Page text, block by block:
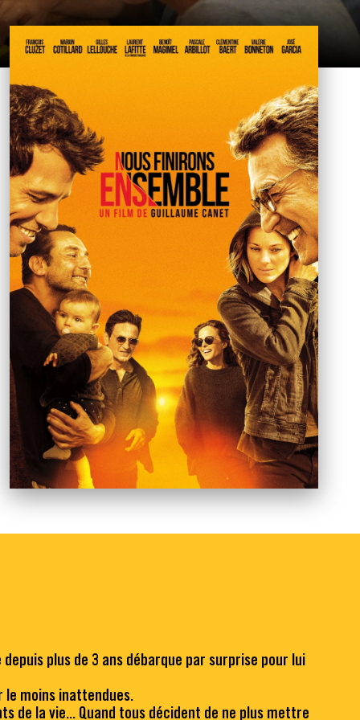
plus de 3 ans débarque par surprise pour lui
le moins inattendues.
de la vie... Quand tous décident de ne plus mettre